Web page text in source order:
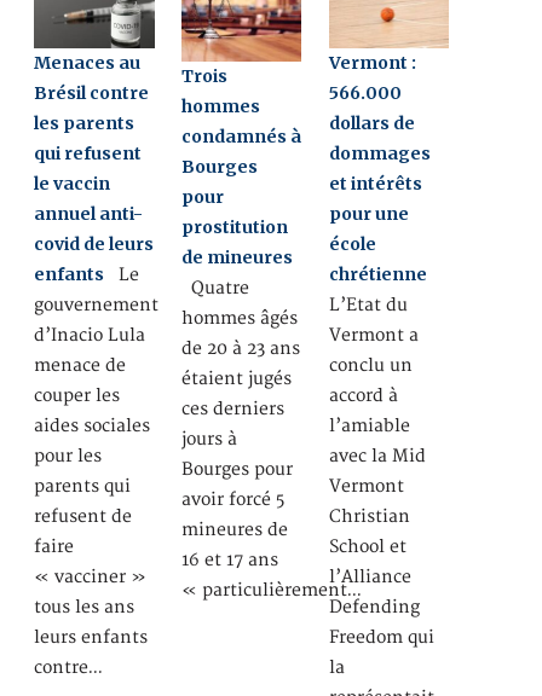
Menaces au
Brésil contre
les parents
qui refusent
le vaccin
annuel anti-
covid de leurs
enfants Le
gouvernement
d’Inacio Lula
menace de
couper les
aides sociales
pour les
parents qui
refusent de
faire
« vacciner »
tous les ans
leurs enfants
contre…
Trois
hommes
condamnés à
Bourges
pour
prostitution
de mineures
Quatre
hommes âgés
de 20 à 23 ans
étaient jugés
ces derniers
jours à
Bourges pour
avoir forcé 5
mineures de
16 et 17 ans
« particulièrement…
Vermont :
566.000
dollars de
dommages
et intérêts
pour une
école
chrétienne
L’Etat du
Vermont a
conclu un
accord à
l’amiable
avec la Mid
Vermont
Christian
School et
l’Alliance
Defending
Freedom qui
la